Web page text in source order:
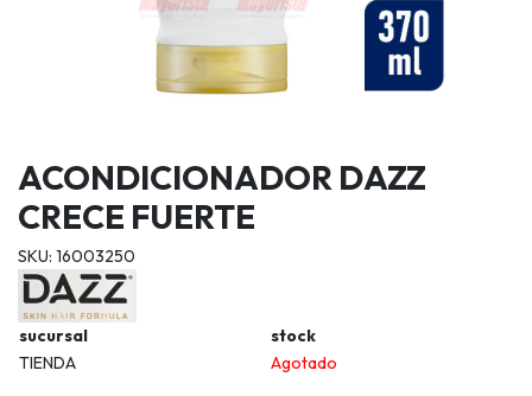
ACONDICIONADOR DAZZ
CRECE FUERTE
SKU: 16003250
sucursal
stock
TIENDA
Agotado